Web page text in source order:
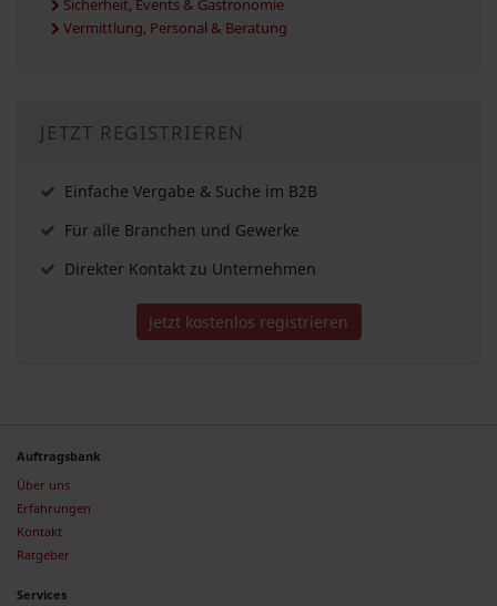
Sicherheit, Events & Gastronomie
Vermittlung, Personal & Beratung
JETZT REGISTRIEREN
Einfache Vergabe & Suche im B2B
Für alle Branchen und Gewerke
Direkter Kontakt zu Unternehmen
Jetzt kostenlos registrieren
Auftragsbank
Über uns
Erfahrungen
Kontakt
Ratgeber
Services